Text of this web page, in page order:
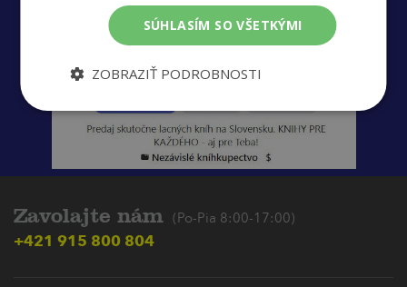
Zavolajte nám (Po-Pia 8:00-17:00)
+421 915 800 804
SÚHLASÍM SO VŠETKÝMI
ZOBRAZIŤ PODROBNOSTI